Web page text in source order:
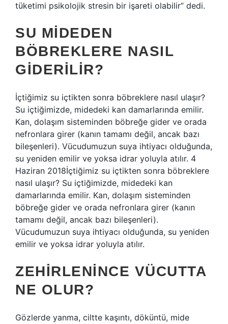
tüketimi psikolojik stresin bir işareti olabilir” dedi.
SU MIDEDEN
BÖBREKLERE NASIL
GIDERILIR?
İçtiğimiz su içtikten sonra böbreklere nasıl ulaşır?
Su içtiğimizde, midedeki kan damarlarında emilir.
Kan, dolaşım sisteminden böbreğe gider ve orada
nefronlara girer (kanın tamamı değil, ancak bazı
bileşenleri). Vücudumuzun suya ihtiyacı olduğunda,
su yeniden emilir ve yoksa idrar yoluyla atılır. 4
Haziran 2018İçtiğimiz su içtikten sonra böbreklere
nasıl ulaşır? Su içtiğimizde, midedeki kan
damarlarında emilir. Kan, dolaşım sisteminden
böbreğe gider ve orada nefronlara girer (kanın
tamamı değil, ancak bazı bileşenleri).
Vücudumuzun suya ihtiyacı olduğunda, su yeniden
emilir ve yoksa idrar yoluyla atılır.
ZEHIRLENINCE VÜCUTTA
NE OLUR?
Gözlerde yanma, ciltte kaşıntı, döküntü, mide